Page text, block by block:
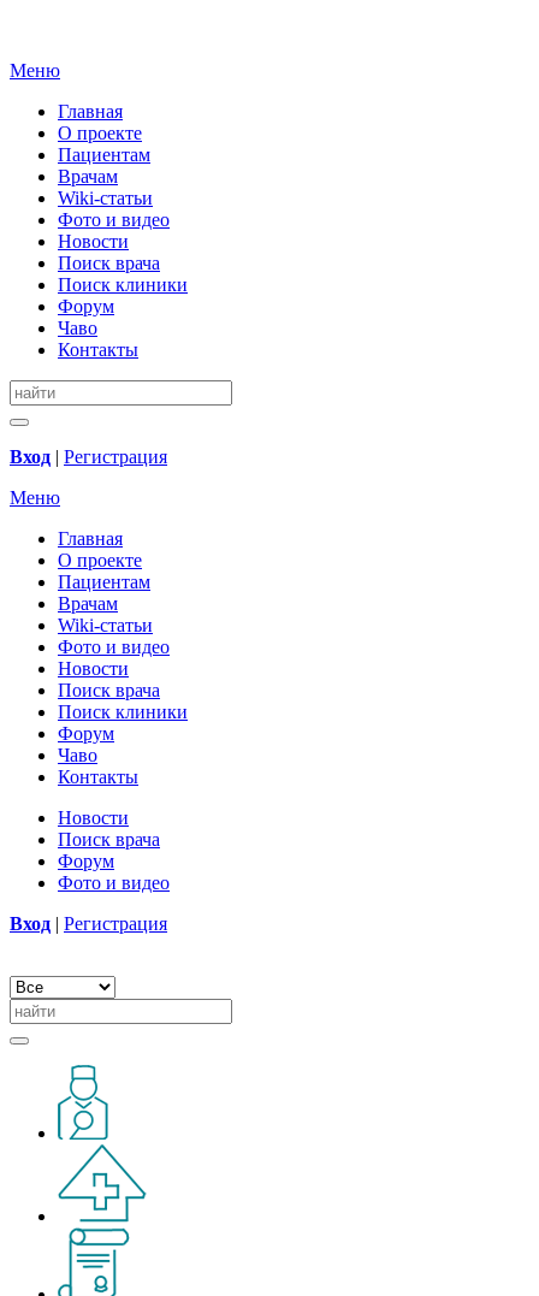
Меню
Главная
О проекте
Пациентам
Врачам
Wiki-статьи
Фото и видео
Новости
Поиск врача
Поиск клиники
Форум
Чаво
Контакты
Вход | Регистрация
Меню
Главная
О проекте
Пациентам
Врачам
Wiki-статьи
Фото и видео
Новости
Поиск врача
Поиск клиники
Форум
Чаво
Контакты
Новости
Поиск врача
Форум
Фото и видео
Вход | Регистрация